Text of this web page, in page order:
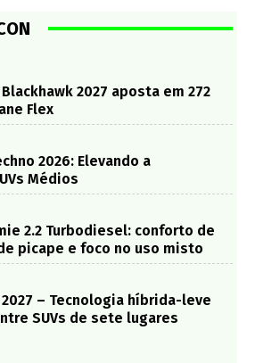
2027 aposta em 272
Flex
2026: Elevando a
Médios
2.2 Turbodiesel: conforto de
picape e foco no uso misto
2027 – Tecnologia híbrida-leve
SUVs de sete lugares